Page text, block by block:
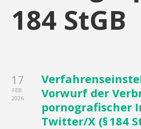
184 StGB
17
FEB.
2026
Vorwurf der
pornografischer
Twitter/X (§ 184